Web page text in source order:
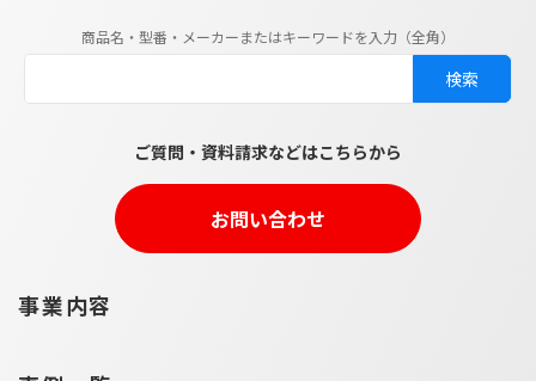
商品名・型番・メーカーまたはキーワードを入力（全角）
ご質問・資料請求などはこちらから
お問い合わせ
事業内容